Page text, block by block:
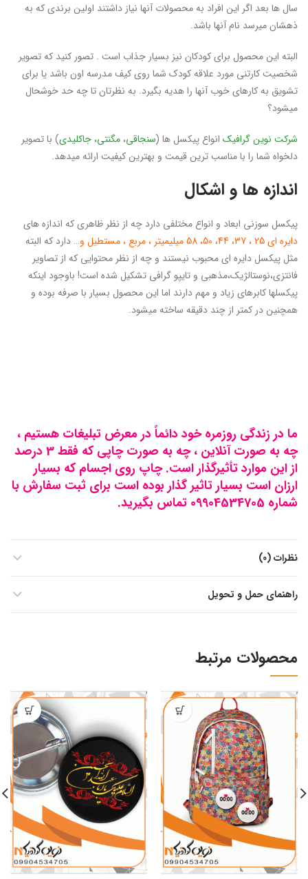
سال ها بعد اگر این افراد به محصولات آنها نیاز داشتند اولین برندی که به
ذهشان میرسد نام آنها باشد.
البته این محصول برای کودکان نیز بسیار جذاب است . تصور کنید که تصویر
شخصیت کارتنی مورد علاقه کودک شما روی کیف مدرسه اون باشد یا برای
تشویق به کارهای خوب آنها را هدیه بگیرد. به نظرتان تا چه حد خوشحال
میشود؟
شرکت نوین گرافیک انواع پیکسل ها (سنجاقی، مگنتی، جاکلیدی) با تصویر
دلخواه شما را با مناسب ترین قیمت و بهترین کیفیت ارائه میدهد.
اندازه ها و اشکال
پیکسل سوزنی ابعاد و انواع مختلفی دارد چه از نظر ظاهری که اندازه های
دایره ای 25 ، 37، 44، 50، 58 میلیمیتر ، مربع ، مستطیل و…
دارد که البته
مثل پیکسل دایره ای محبوب نیستند و چه از نظر محتوایی که از تصاویر
فانتزی،نوستالژیک،مذهبی و تایپو گرافی تشکیل شده است! باوجود اینکه
پیکسلها کابرهای زیاد و مهم دارند اما این محصول بسیار با صرفه بوده و
همچنین در کمتر از چند دقیقه ساخته میشود.
ما در زندگی روزمره خود دائماً در معرض تبلیغات هستیم ،
چه به صورت آنلاین ، چه به صورت چاپی که فقط 3 درصد
از این موارد تأثیرگذار است. چاپ روی اجسام که بسیار
ارزان است بسیار تاثیر گذار بوده است برای ثبت سفارش با
شماره 09904534705 تماس بگیرید.
نظرات (0)
راهنمای حمل و تحویل
محصولات مرتبط